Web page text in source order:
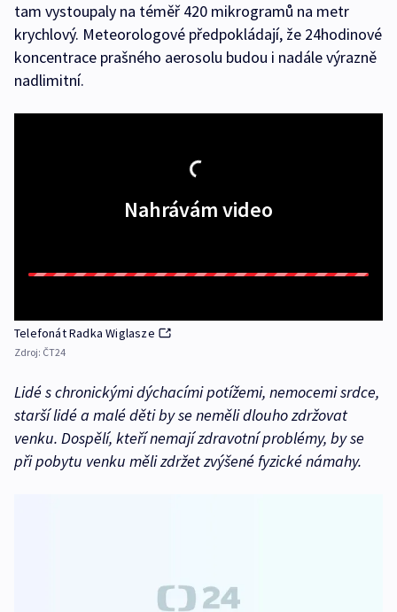
tam vystoupaly na téměř 420 mikrogramů na metr
krychlový. Meteorologové předpokládají, že 24hodinové
koncentrace prašného aerosolu budou i nadále výrazně
nadlimitní.
Nahrávám video
Telefonát Radka Wiglasze
Zdroj: ČT24
Lidé s chronickými dýchacími potížemi, nemocemi srdce,
starší lidé a malé děti by se neměli dlouho zdržovat
venku. Dospělí, kteří nemají zdravotní problémy, by se
při pobytu venku měli zdržet zvýšené fyzické námahy.